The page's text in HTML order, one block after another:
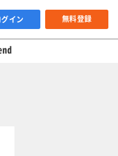
グイン 無料登録